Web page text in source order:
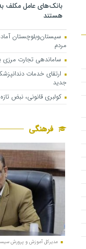
بانک‌های عامل مکلف
هستند
سیستان‌وبلوچستان
مردم
ساماندهی تجارت مرزی
ارتقای خدمات
جدید
کولبری قانونی، نبض
فرهنگی
مدیرکل آموزش و پرورش